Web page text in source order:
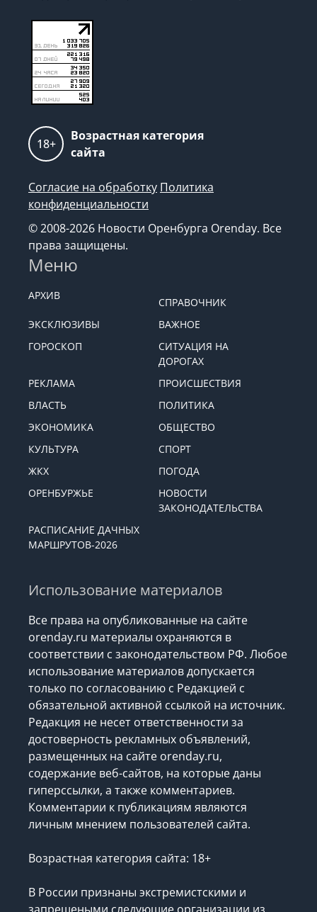
18+
Возрастная категория
сайта
Согласие на обработку Политика
конфиденциальности
© 2008-2026 Новости Оренбурга Orenday. Все
права защищены.
Меню
АРХИВ
СПРАВОЧНИК
ЭКСКЛЮЗИВЫ
ВАЖНОЕ
ГОРОСКОП
СИТУАЦИЯ НА
ДОРОГАХ
РЕКЛАМА
ПРОИСШЕСТВИЯ
ВЛАСТЬ
ПОЛИТИКА
ЭКОНОМИКА
ОБЩЕСТВО
КУЛЬТУРА
СПОРТ
ЖКХ
ПОГОДА
ОРЕНБУРЖЬЕ
НОВОСТИ
ЗАКОНОДАТЕЛЬСТВА
РАСПИСАНИЕ ДАЧНЫХ
МАРШРУТОВ-2026
Использование материалов
Все права на опубликованные на сайте
orenday.ru материалы охраняются в
соответствии с законодательством РФ. Любое
использование материалов допускается
только по согласованию с Редакцией с
обязательной активной ссылкой на источник.
Редакция не несет ответственности за
достоверность рекламных объявлений,
размещенных на сайте orenday.ru,
содержание веб-сайтов, на которые даны
гиперссылки, а также комментариев.
Комментарии к публикациям являются
личным мнением пользователей сайта.
Возрастная категория сайта: 18+
В России признаны экстремистскими и